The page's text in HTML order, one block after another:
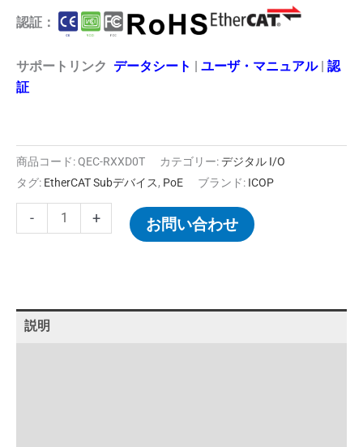
認証：
サポートリンク データシート | ユーザ・マニュアル | 認
証
商品コード:QEC-RXXD0T カテゴリー:デジタル I/O
タグ: EtherCAT Subデバイス, PoE ブランド: ICOP
- + お問い合わせ
説明